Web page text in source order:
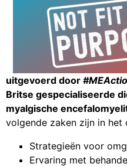
uitgevoerd door
Britse gespecialiseerde
myalgische
volgende zaken zijn in het
Strategieën voor
Ervaring met